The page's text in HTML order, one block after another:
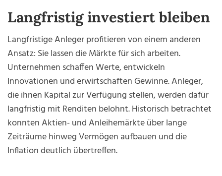
Langfristig investiert bleiben
Langfristige Anleger profitieren von einem anderen
Ansatz: Sie lassen die Märkte für sich arbeiten.
Unternehmen schaffen Werte, entwickeln
Innovationen und erwirtschaften Gewinne. Anleger,
die ihnen Kapital zur Verfügung stellen, werden dafür
langfristig mit Renditen belohnt. Historisch betrachtet
konnten Aktien- und Anleihemärkte über lange
Zeiträume hinweg Vermögen aufbauen und die
Inflation deutlich übertreffen.